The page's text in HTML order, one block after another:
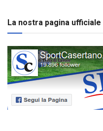
La nostra pagina ufficiale